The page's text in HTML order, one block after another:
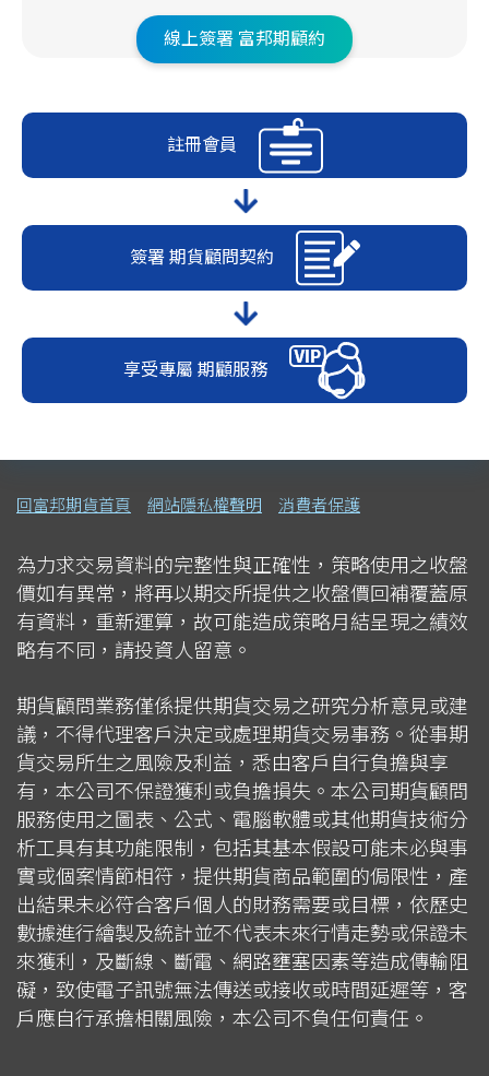
線上簽署 富邦期顧約
註冊會員
簽署 期貨顧問契約
享受專屬 期顧服務
回富邦期貨首頁 網站隱私權聲明 消費者保護
為力求交易資料的完整性與正確性，策略使用之收盤
價如有異常，將再以期交所提供之收盤價回補覆蓋原
有資料，重新運算，故可能造成策略月結呈現之績效
略有不同，請投資人留意。
期貨顧問業務僅係提供期貨交易之研究分析意見或建
議，不得代理客戶決定或處理期貨交易事務。從事期
貨交易所生之風險及利益，悉由客戶自行負擔與享
有，本公司不保證獲利或負擔損失。本公司期貨顧問
服務使用之圖表、公式、電腦軟體或其他期貨技術分
析工具有其功能限制，包括其基本假設可能未必與事
實或個案情節相符，提供期貨商品範圍的侷限性，產
出結果未必符合客戶個人的財務需要或目標，依歷史
數據進行繪製及統計並不代表未來行情走勢或保證未
來獲利，及斷線、斷電、網路壅塞因素等造成傳輸阻
礙，致使電子訊號無法傳送或接收或時間延遲等，客
戶應自行承擔相關風險，本公司不負任何責任。